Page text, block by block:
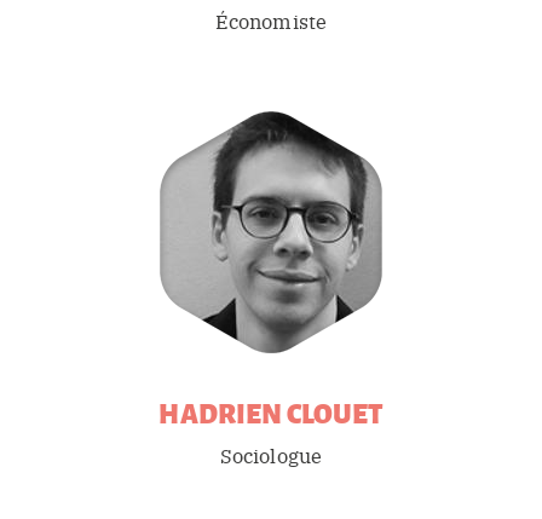
Économiste
HADRIENCLOUET
Sociologue